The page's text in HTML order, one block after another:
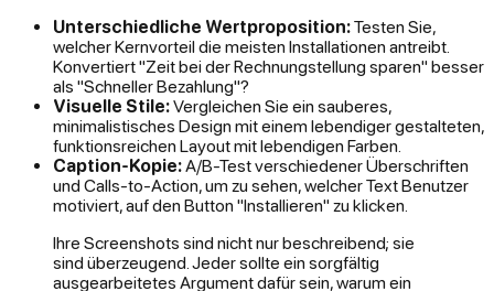
Unterschiedliche Wertproposition:Testen Sie,
welcher Kernvorteil die meisten Installationen antreibt.
Konvertiert "Zeit bei der Rechnungstellung sparen" besser
als "Schneller Bezahlung"?
Visuelle Stile:Vergleichen Sie ein sauberes,
minimalistisches Design mit einem lebendiger gestalteten,
funktionsreichen Layout mit lebendigen Farben.
Caption-Kopie:A/B-Test verschiedener Überschriften
und Calls-to-Action, um zu sehen, welcher Text Benutzer
motiviert, auf den Button "Installieren" zu klicken.
Ihre Screenshots sind nicht nur beschreibend; sie
sind überzeugend. Jeder sollte ein sorgfältig
ausgearbeitetes Argument dafür sein, warum ein